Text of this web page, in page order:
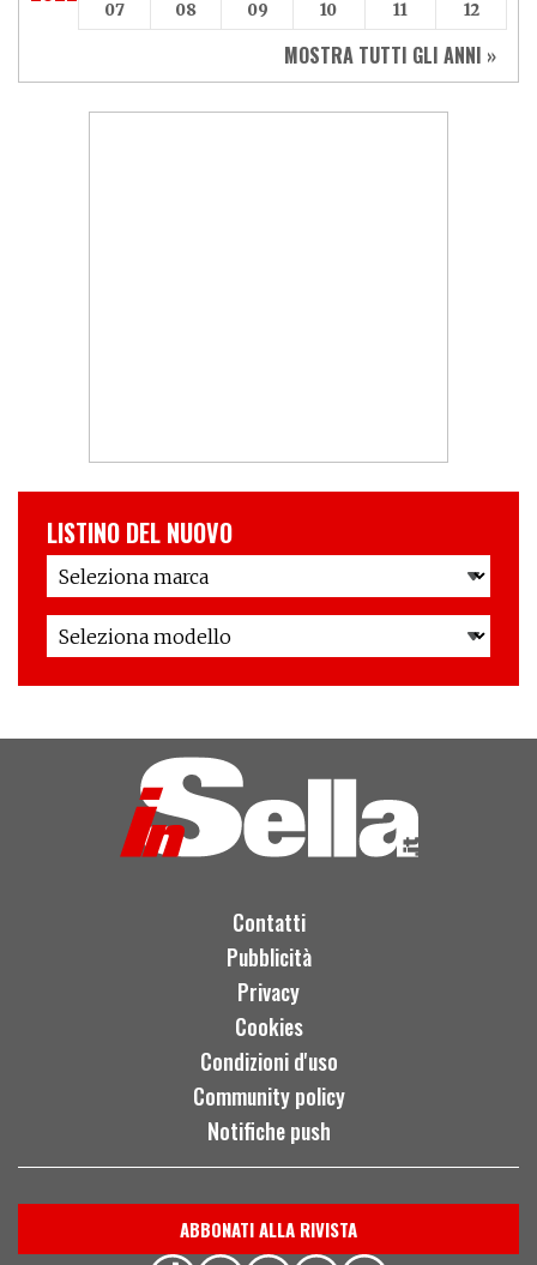
07
08 09 10 11 12
MOSTRA TUTTI GLI ANNI »
LISTINO DEL NUOVO
Contatti
Pubblicità
Privacy
Cookies
Condizioni d'uso
Community policy
Notifiche push
ABBONATI ALLA RIVISTA